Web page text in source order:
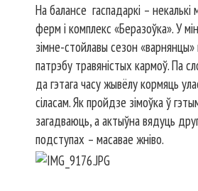
На балансе гаспадаркі –
ферм і комплекс «Беразоўка». У
зімне-стойлавы сезон «варнянцы»
патрэбу травяністых кармоў. Па
да гэтага часу жывёлу кормяць
сіласам. Як пройдзе зімоўка ў
загадваюць, а актыўна вядуць
подступах – масавае жніво.